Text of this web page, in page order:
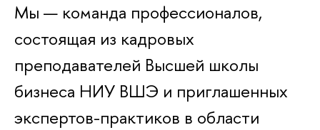
Мы — команда профессионалов,
состоящая из кадровых
преподавателей Высшей школы
бизнеса НИУ ВШЭ и приглашенных
экспертов-практиков в области